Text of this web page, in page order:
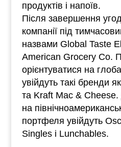
продуктів і напоїв.
Після завершення
компанії під
назвами Global Taste
American Grocery Co.
орієнтуватися на
увійдуть такі бренди
та Kraft Mac & Cheese.
на
портфеля увійдуть
Singles і Lunchables.